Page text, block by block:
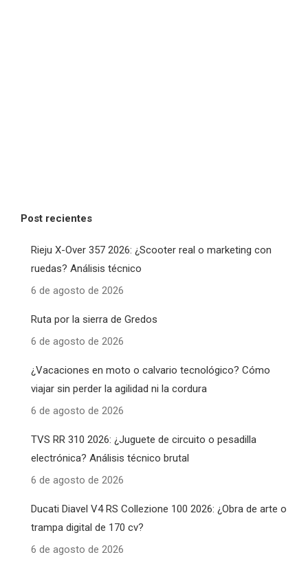
Post recientes
Rieju X-Over 357 2026: ¿Scooter real o marketing con
ruedas? Análisis técnico
6 de agosto de 2026
Ruta por la sierra de Gredos
6 de agosto de 2026
¿Vacaciones en moto o calvario tecnológico? Cómo
viajar sin perder la agilidad ni la cordura
6 de agosto de 2026
TVS RR 310 2026: ¿Juguete de circuito o pesadilla
electrónica? Análisis técnico brutal
6 de agosto de 2026
Ducati Diavel V4 RS Collezione 100 2026: ¿Obra de arte o
trampa digital de 170 cv?
6 de agosto de 2026